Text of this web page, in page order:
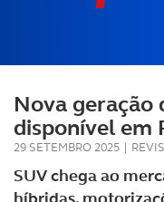
Nova geração
disponível em
29 SETEMBRO 2025 |
SUV chega ao